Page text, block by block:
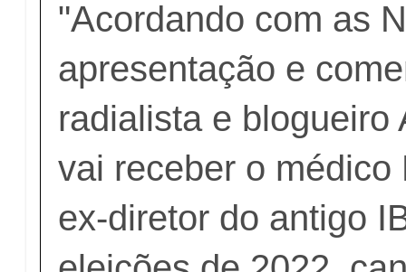
"Acordando com as
apresentação e
radialista e blogueiro
vai receber o médico
ex-diretor do antigo